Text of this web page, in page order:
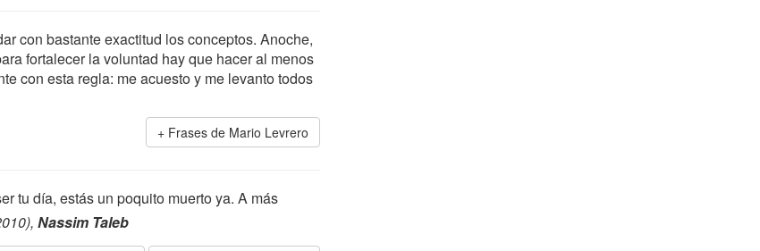
con bastante exactitud los conceptos. Anoche,
fortalecer la voluntad hay que hacer al menos
con esta regla: me acuesto y me levanto todos
Frases de Mario Levrero
tu día, estás un poquito muerto ya. A más
Nassim Taleb